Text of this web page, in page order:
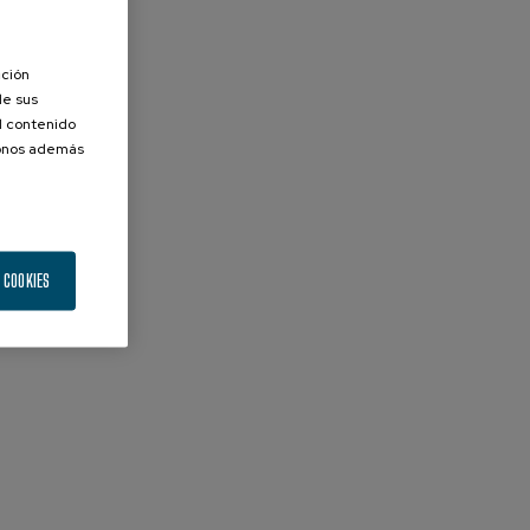
sus
contenido
además